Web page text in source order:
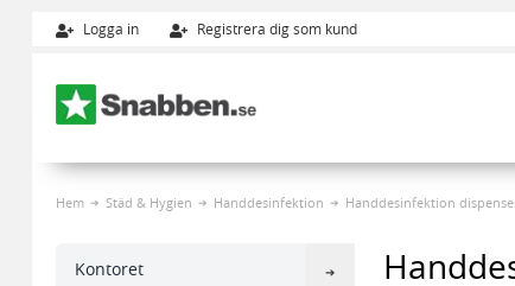
Logga in Registrera dig som kund
Hem Städ & Hygien Handdesinfektion Handdesinfektion
Kontoret